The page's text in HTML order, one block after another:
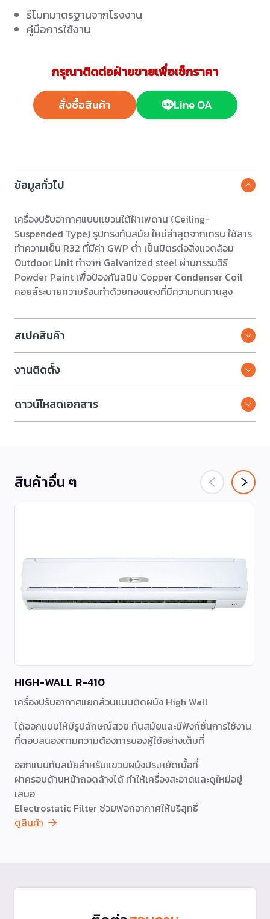
รีโมทมาตรฐานจากโรงงาน
คู่มือการใช้งาน
กรุณาติดต่อฝ่ายขายเพื่อเช็กราคา
สั่งซื้อสินค้า Line OA
ข้อมูลทั่วไป
เครื่องปรับอากาศแบบแขวนใต้ฝ้าเพดาน (Ceiling-
Suspended Type) รูปทรงทันสมัย ใหม่ล่าสุดจากเทรน ใช้สาร
ทำความเย็น R32 ที่มีค่า GWP ต่ำ เป็นมิตรต่อสิ่งแวดล้อม
Outdoor Unit ทำจาก Galvanized steel ผ่านกรรมวิธี
Powder Paint เพื่อป้องกันสนิม Copper Condenser Coil
คอยล์ระบายความร้อนทำด้วยทองแดงที่มีความทนทานสูง
สเปคสินค้า
งานติดตั้ง
ดาวน์โหลดเอกสาร
สินค้าอื่น ๆ
HIGH-WALL R-410
เครื่องปรับอากาศแยกส่วนแบบติดผนัง High Wall
ได้ออกแบบให้มีรูปลักษณ์สวย ทันสมัยและมีฟังก์ชั่นการใช้งาน
ที่ตอบสนองตามความต้องการของผู้ใช้อย่างเต็มที่
ออกแบบทันสมัยสำหรับแขวนผนังประหยัดเนื้อที่
ฝาครอบด้านหน้าถอดล้างได้ ทำให้เครื่องสะอาดและดูใหม่อยู่
เสมอ
Electrostatic Filter ช่วยฟอกอากาศให้บริสุทธิ์
ดูสินค้า